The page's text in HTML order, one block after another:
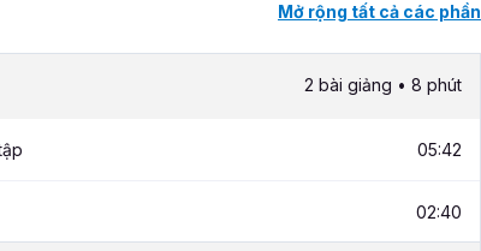
Mở rộng tất cả các phần
2 bài giảng • 8 phút
05:42
02:40